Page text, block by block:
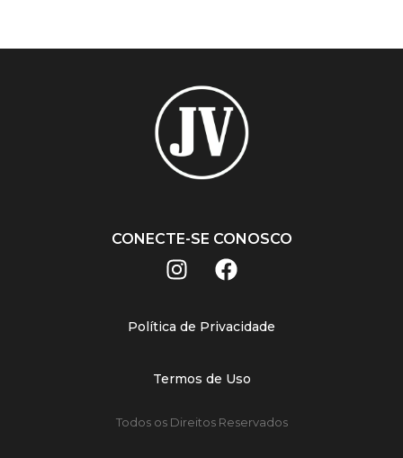
CONECTE-SE CONOSCO
Política de Privacidade
Termos de Uso
Todos os Direitos Reservados